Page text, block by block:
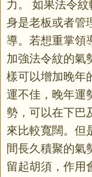
力。 如果法令
身是老板或者管
導。若想重掌領
加強法令紋的氣
樣可以增加晚年
運不佳，晚年運
勢，可以在下巴
來比較寬闊。但
間長久積聚的氣
留起胡須，作用